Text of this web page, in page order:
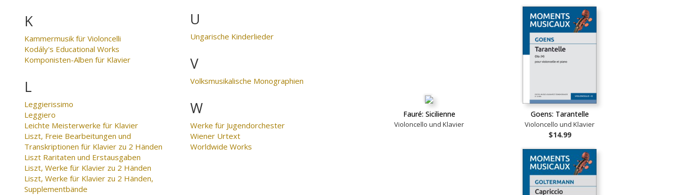
K
Kammermusik für Violoncelli
Kodály's Educational Works
Komponisten-Alben für Klavier
L
Leggierissimo
Leggiero
Leichte Meisterwerke für Klavier
Liszt, Freie Bearbeitungen und
Transkriptionen für Klavier zu 2 Händen
Liszt Raritaten und Erstausgaben
Liszt, Werke für Klavier zu 2 Händen
Liszt, Werke für Klavier zu 2 Händen,
Supplementbände
U
Ungarische Kinderlieder
V
Volksmusikalische Monographien
W
Werke für Jugendorchester
Wiener Urtext
Worldwide Works
Fauré: Sicilienne
Violoncello und Klavier
Goens: Tarantelle
Violoncello und Klavier
$14.99